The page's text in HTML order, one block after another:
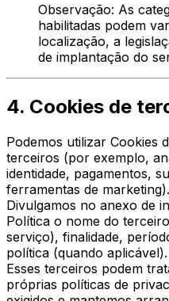
Observação: As
habilitadas podem
localização, a
de implantação do
4. Cookies de
Podemos utilizar Cookies
terceiros (por exemplo,
identidade, pagamentos,
ferramentas de marketing).
Divulgamos no anexo de
Política o nome do
serviço), finalidade,
política (quando aplicável).
Esses terceiros podem
próprias políticas de